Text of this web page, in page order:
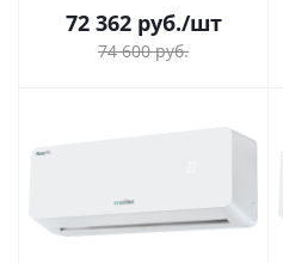
72 362руб./шт
74 600руб.